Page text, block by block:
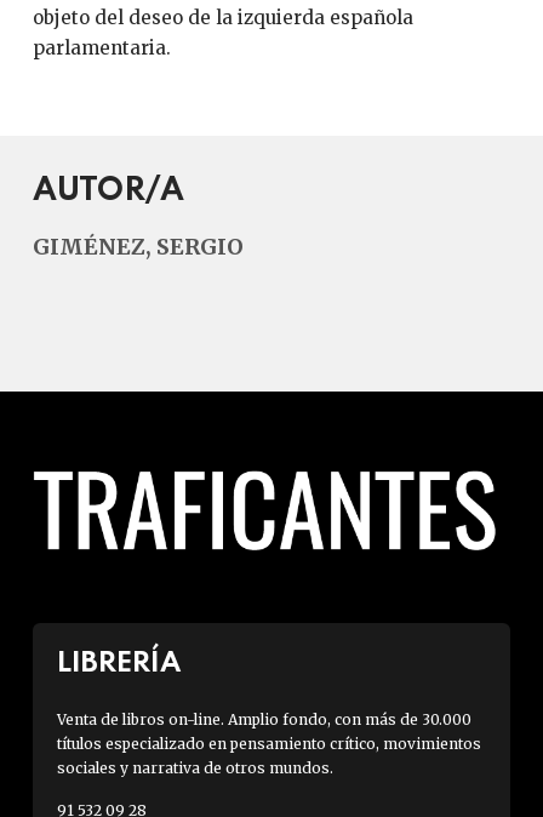
objeto del deseo de la izquierda española
parlamentaria.
AUTOR/A
GIMÉNEZ, SERGIO
LIBRERÍA
Venta de libros on-line. Amplio fondo, con más de 30.000
títulos especializado en pensamiento crítico, movimientos
sociales y narrativa de otros mundos.
91 532 09 28